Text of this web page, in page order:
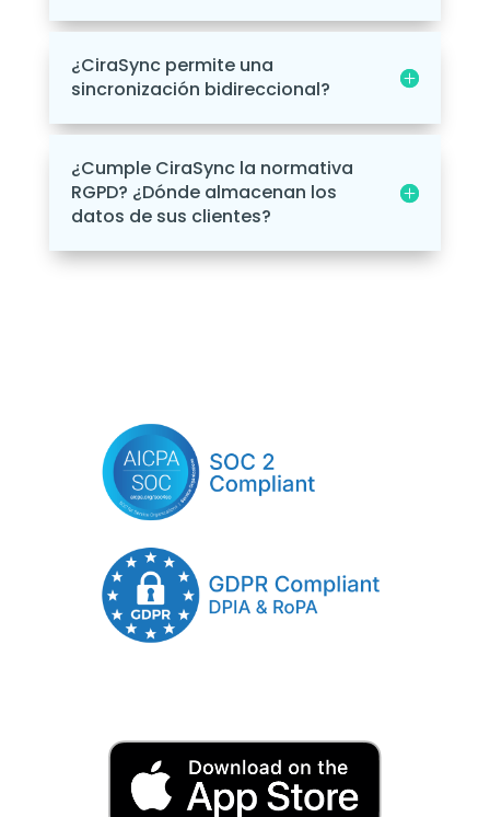
¿CiraSync permite una
sincronización bidireccional?
¿Cumple CiraSync la normativa
RGPD? ¿Dónde almacenan los
datos de sus clientes?